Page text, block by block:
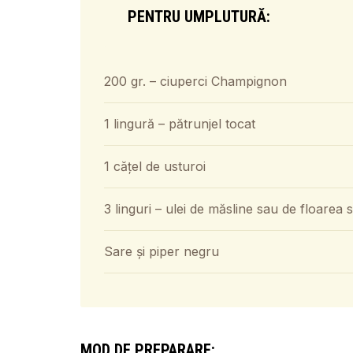
PENTRU UMPLUTURĂ:
200 gr. – ciuperci Champignon
1 lingură – pătrunjel tocat
1 cățel de usturoi
3 linguri – ulei de măsline sau de floarea
Sare și piper negru